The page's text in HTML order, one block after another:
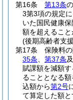
第16条
第13条
3第3項の規定
いた国民健康
額を超えること
(後期高齢者支
第17条
保険料
35条
第37条
賦課額を減額
ることとなる
込額から第2号
て算定した額と